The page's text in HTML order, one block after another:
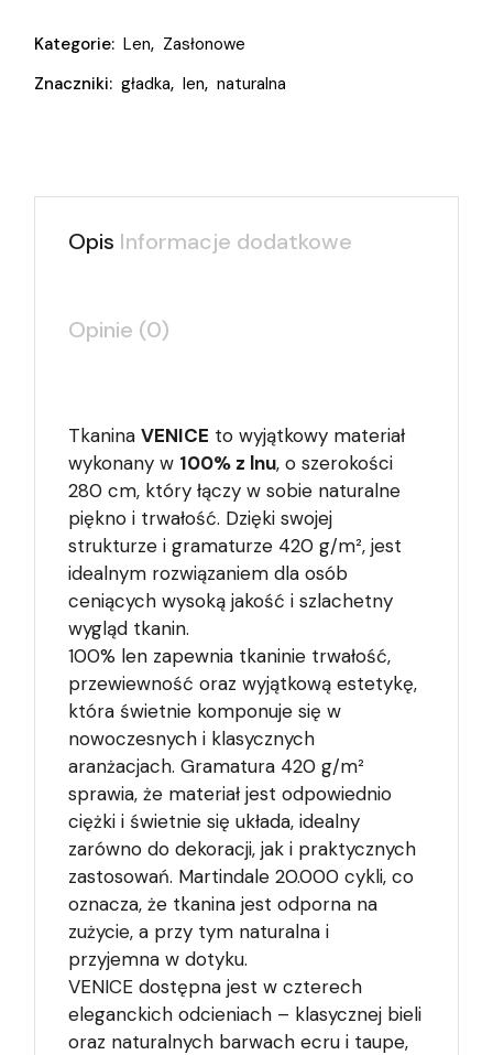
Kategorie: Len, Zasłonowe
Znaczniki: gładka, len, naturalna
Opis Informacje dodatkowe
Opinie (0)
Tkanina VENICE to wyjątkowy materiał
wykonany w 100% z lnu, o szerokości
280 cm, który łączy w sobie naturalne
piękno i trwałość. Dzięki swojej
strukturze i gramaturze 420 g/m², jest
idealnym rozwiązaniem dla osób
ceniących wysoką jakość i szlachetny
wygląd tkanin.
100% len zapewnia tkaninie trwałość,
przewiewność oraz wyjątkową estetykę,
która świetnie komponuje się w
nowoczesnych i klasycznych
aranżacjach. Gramatura 420 g/m²
sprawia, że materiał jest odpowiednio
ciężki i świetnie się układa, idealny
zarówno do dekoracji, jak i praktycznych
zastosowań. Martindale 20.000 cykli, co
oznacza, że tkanina jest odporna na
zużycie, a przy tym naturalna i
przyjemna w dotyku.
VENICE dostępna jest w czterech
eleganckich odcieniach – klasycznej bieli
oraz naturalnych barwach ecru i taupe,